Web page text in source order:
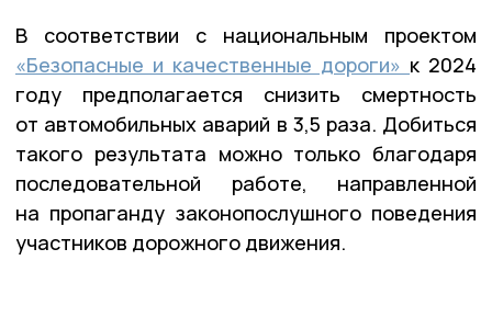
В соответствии с национальным проектом
«Безопасные и качественные дороги» к 2024
году предполагается снизить смертность
от автомобильных аварий в 3,5 раза. Добиться
такого результата можно только благодаря
последовательной работе, направленной
на пропаганду законопослушного поведения
участников дорожного движения.